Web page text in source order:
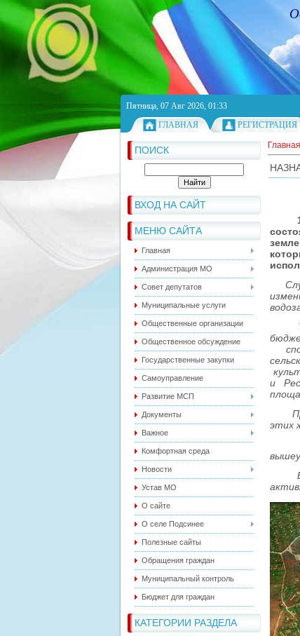
Пятница, 07 Авг 2026, 01:33
ГЛАВНАЯ
РЕГИСТРАЦИЯ
ПОИСК
ВХОД НА САЙТ
МЕНЮ САЙТА
Главная
Администрация МО
Совет депутатов
Муниципальные услуги
Общественные организации
Общественное обсуждение
Государственные закупки
Самоуправление
Развитие МСП
Документы
Важное
Комфортная среда
Новости
Устав МО
О сайте
О селе Подсинее
Полезные сайты
Обращения граждан
Муниципальный контроль
Бюджет для граждан
КАТЕГОРИИ РАЗДЕЛА
Главная
10
Так
и
этих